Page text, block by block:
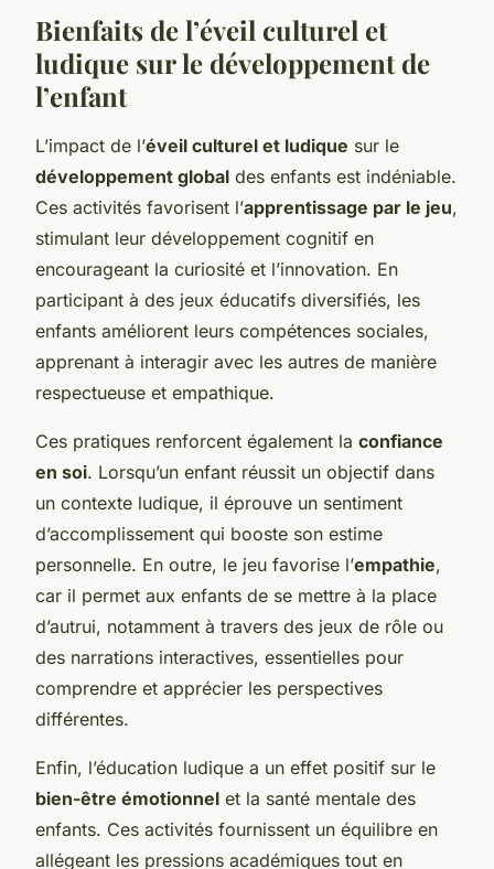
Bienfaits de l’éveil culturel et
ludique sur le développement de
l’enfant
L’impact de l’éveil culturel et ludique sur le
développement global des enfants est indéniable.
Ces activités favorisent l’apprentissage par le jeu,
stimulant leur développement cognitif en
encourageant la curiosité et l’innovation. En
participant à des jeux éducatifs diversifiés, les
enfants améliorent leurs compétences sociales,
apprenant à interagir avec les autres de manière
respectueuse et empathique.
Ces pratiques renforcent également la confiance
en soi. Lorsqu’un enfant réussit un objectif dans
un contexte ludique, il éprouve un sentiment
d’accomplissement qui booste son estime
personnelle. En outre, le jeu favorise l’empathie,
car il permet aux enfants de se mettre à la place
d’autrui, notamment à travers des jeux de rôle ou
des narrations interactives, essentielles pour
comprendre et apprécier les perspectives
différentes.
Enfin, l’éducation ludique a un effet positif sur le
bien-être émotionnel et la santé mentale des
enfants. Ces activités fournissent un équilibre en
allégeant les pressions académiques tout en